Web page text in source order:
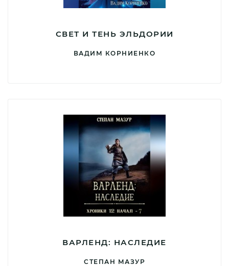
СВЕТ И ТЕНЬ ЭЛЬДОРИИ
ВАДИМ КОРНИЕНКО
ВАРЛЕНД: НАСЛЕДИЕ
СТЕПАН МАЗУР